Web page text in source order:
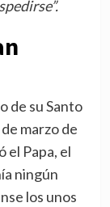
de su Santo
marzo de
el Papa, el
ningún
los unos